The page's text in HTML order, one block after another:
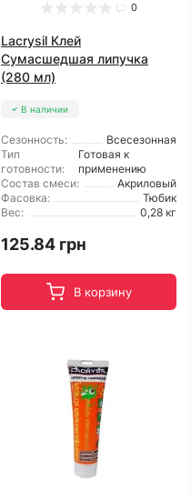
0
Lacrysil Клей
Сумасшедшая липучка
(280 мл)
В наличии
Сезонность:
Всесезонная
Тип
готовности:
Готовая к
применению
Состав смеси:
Акриловый
Фасовка:
Тюбик
Вес:
0,28 кг
125.84 грн
В корзину